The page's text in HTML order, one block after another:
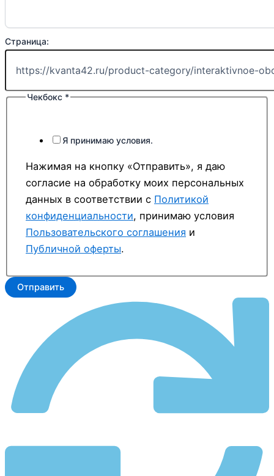
Страница:
Чекбокс *
Я принимаю условия.
Нажимая на кнопку «Отправить», я даю
согласие на обработку моих персональных
данных в соответствии с Политикой
конфиденциальности, принимаю условия
Пользовательского соглашения и
Публичной оферты.
Отправить